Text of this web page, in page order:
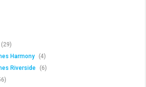
(29)
Harmony (4)
Riverside (6)